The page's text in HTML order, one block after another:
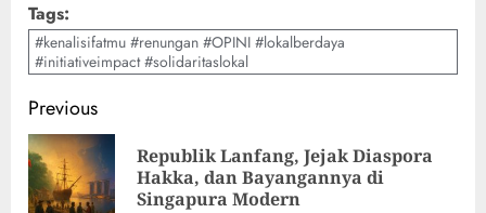
Tags:
#kenalisifatmu #renungan #OPINI #lokalberdaya
#initiativeimpact #solidaritaslokal
Previous
Republik Lanfang, Jejak Diaspora
Hakka, dan Bayangannya di
Singapura Modern